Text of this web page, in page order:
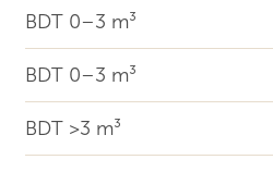
BDT 0–3 m³
BDT 0–3 m³
BDT >3 m³